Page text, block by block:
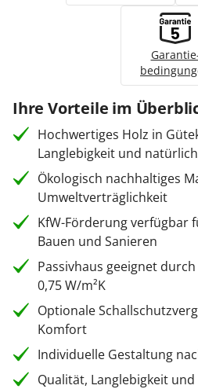
Ihre Vorteile im
Hochwertiges Holz in
Langlebigkeit und
Ökologisch nachhaltiges
Umweltverträglichkeit
KfW-Förderung verfügbar
Bauen und Sanieren
Passivhaus geeignet
0,75 W/m²K
Optionale
Komfort
Individuelle Gestaltung
Qualität, Langlebigkeit